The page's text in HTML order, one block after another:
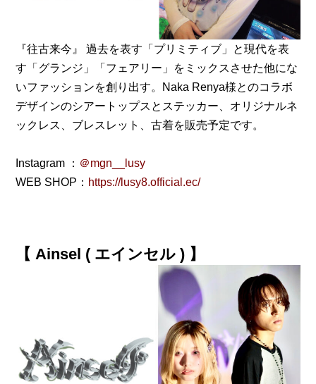
『往古来今』 過去を表す「プリミティブ」と現代を表
す「グランジ」「フェアリー」をミックスさせた他にな
いファッションを創り出す。Naka Renya様とのコラボ
デザインのシアートップスとステッカー、オリジナルネ
ックレス、ブレスレット、古着を販売予定です。
Instagram ： ＠mgn__lusy
WEB SHOP： https://lusy8.official.ec/
【 Ainsel ( エインセル ) 】